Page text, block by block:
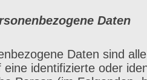
eines Zugriffs auf
eine Internet-
Adresse), (7) der
des zugreifenden
Daten
Daten sind
eine identifizierte oder